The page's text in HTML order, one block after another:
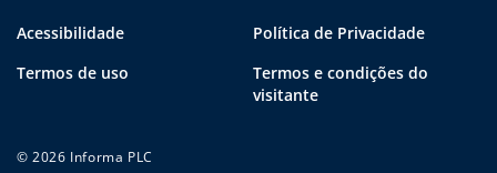
Acessibilidade
Política de Privacidade
Termos de uso
Termos e condições do
visitante
© 2026 Informa PLC